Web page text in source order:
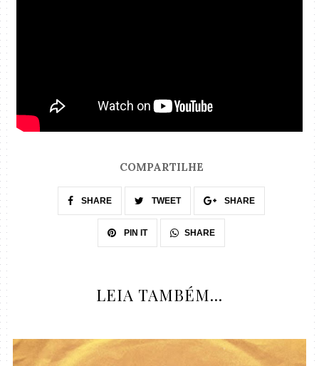
COMPARTILHE
SHARE TWEET SHARE
PIN IT SHARE
LEIA TAMBÉM...